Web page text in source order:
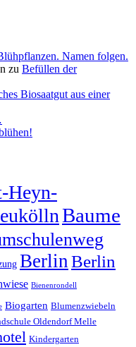
Namen folgen.
zu Befüllen der
Biosaatgut aus einer
Heyn-
Baume
BerlinBerlin
Bienenrondell
Biogarten Blumenzwiebeln
Oldendorf Melle
Kindergarten